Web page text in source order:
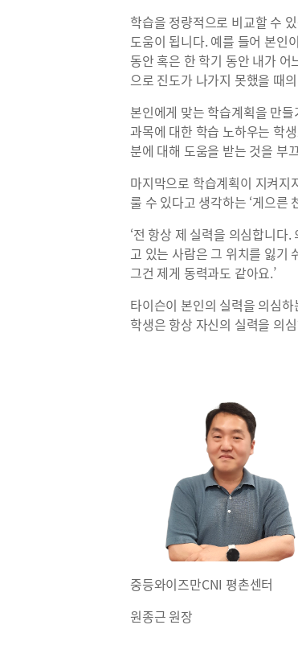
학습을 정량적으로 비교할 수
도움이 됩니다. 예를 들어 본인
동안 혹은 한 학기 동안 내가 어
으로 진도가 나가지 못했을 때
본인에게 맞는 학습계획을 만
과목에 대한 학습 노하우는 학
분에 대해 도움을 받는 것을 부
마지막으로 학습계획이 지켜지
룰 수 있다고 생각하는 ‘게으른
‘전 항상 제 실력을 의심합니다
고 있는 사람은 그 위치를 잃기
그건 제게 동력과도 같아요.’
타이슨이 본인의 실력을 의심
학생은 항상 자신의 실력을 의
중등와이즈만CNI 평촌센터
원종근 원장